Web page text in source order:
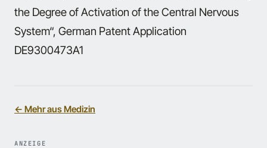
the Degree of Activation of the Central Nervous
System“, German Patent Application
DE9300473A1
← Mehr aus Medizin
ANZEIGE